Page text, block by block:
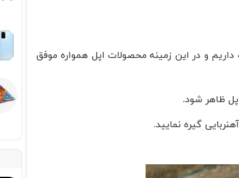
و در این زمینه محصولات اپل همواره موفق
ظاهر شود.
گیره نمایید.